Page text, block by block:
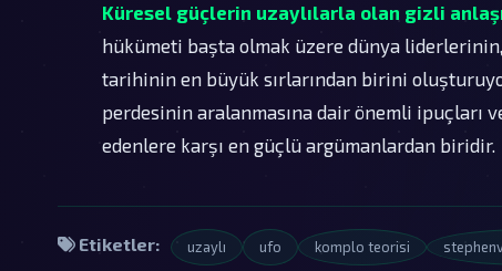
Küresel güçlerin uzaylılarla olan gizli
hükümeti başta olmak üzere dünya liderlerinin,
tarihinin en büyük sırlarından birini
perdesinin aralanmasına dair önemli ipuçları
edenlere karşı en güçlü argümanlardan biridir.
Etiketler: uzaylı ufo komplo teorisi